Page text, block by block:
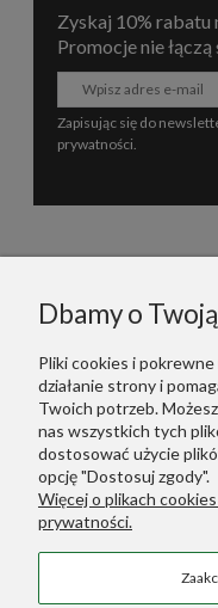
Zyskaj 10% rabatu
Promocje nie łączą
Zapisując się do
prywatności
Warunki Zakupów
Dodatkowe Linki
Dbamy o
Pliki cookies i
działanie strony i
Twoich potrzeb.
nas wszystkich tych
dostosować użycie
opcję "Dostosuj zgody".
Więcej o plikach
prywatności.